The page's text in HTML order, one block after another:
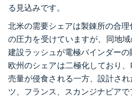
る見込みです。
北米の需要シェアは製錬所の合
の圧力を受けていますが、同地
建設ラッシュが電極バインダーの
欧州のシェアは二極化しており
売量が侵食される一方、設計され
ツ、フランス、スカンジナビア